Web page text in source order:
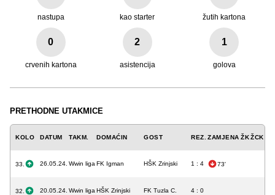
nastupa kao starter žutih kartona
0
crvenih kartona
2
asistencija
1
golova
PRETHODNE UTAKMICE
KOLO DATUM TAKM. DOMAĆIN GOST REZ. ZAMJENA ŽKŽCK
33. 26.05.24. Wwin liga FK Igman HŠK Zrinjski 1 : 4 73'
32. 20.05.24. Wwin liga HŠK Zrinjski FK Tuzla C. 4 : 0